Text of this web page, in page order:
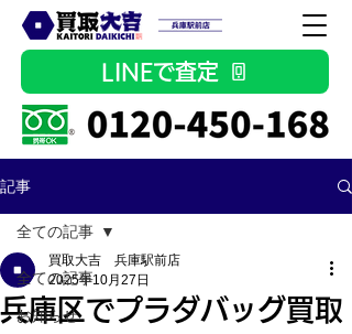
LINEで査定
記事
全ての記事
お知らせ
全ての記事
兵庫区でプラダバッグ買取
買取大吉 兵庫駅前店
2025年10月27日